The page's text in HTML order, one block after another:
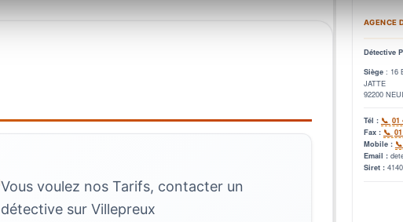
Vous voulez nos Tarifs, contacter un
détective sur Villepreux
AGENCE
Détective
Siège: 16
JATTE
92200
Tél :
01
Fax :
Mobile :
Email :
Siret :